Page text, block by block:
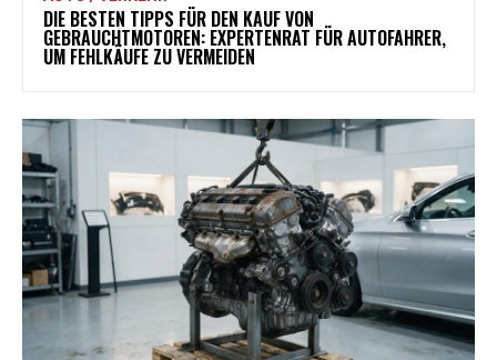
DIE BESTEN TIPPS FÜR DEN KAUF VON
GEBRAUCHTMOTOREN: EXPERTENRAT FÜR AUTOFAHRER,
UM FEHLKÄUFE ZU VERMEIDEN